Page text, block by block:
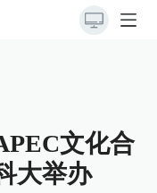
文化合
大举办